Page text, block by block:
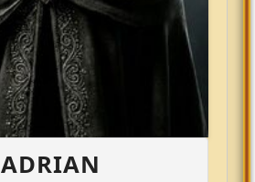
ADRIAN